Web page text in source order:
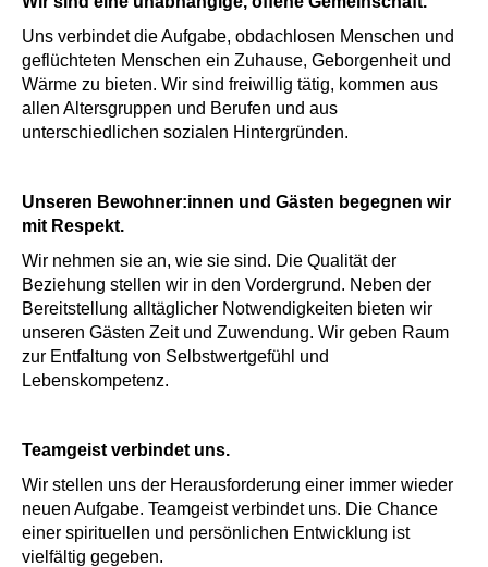
Uns verbindet die Aufgabe, obdachlosen Menschen und
geflüchteten Menschen ein Zuhause, Geborgenheit und
Wärme zu bieten. Wir sind freiwillig tätig, kommen aus
allen Altersgruppen und Berufen und aus
unterschiedlichen sozialen Hintergründen.
Unseren Bewohner:innen und Gästen begegnen wir
mit Respekt.
Wir nehmen sie an, wie sie sind. Die Qualität der
Beziehung stellen wir in den Vordergrund. Neben der
Bereitstellung alltäglicher Notwendigkeiten bieten wir
unseren Gästen Zeit und Zuwendung. Wir geben Raum
zur Entfaltung von Selbstwertgefühl und
Lebenskompetenz.
Teamgeist verbindet uns.
Wir stellen uns der Herausforderung einer immer wieder
neuen Aufgabe. Teamgeist verbindet uns. Die Chance
einer spirituellen und persönlichen Entwicklung ist
vielfältig gegeben.